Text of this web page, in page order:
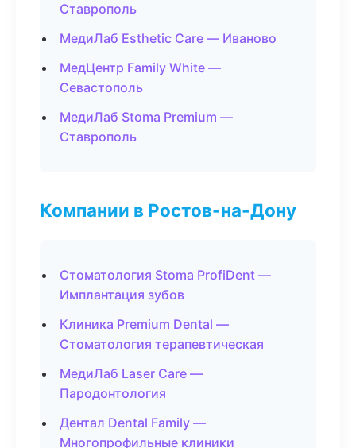
Ставрополь
МедиЛаб Esthetic Care — Иваново
МедЦентр Family White —
Севастополь
МедиЛаб Stoma Premium —
Ставрополь
Компании в Ростов-на-Дону
Стоматология Stoma ProfiDent —
Имплантация зубов
Клиника Premium Dental —
Стоматология терапевтическая
МедиЛаб Laser Care —
Пародонтология
Дентал Dental Family —
Многопрофильные клиники